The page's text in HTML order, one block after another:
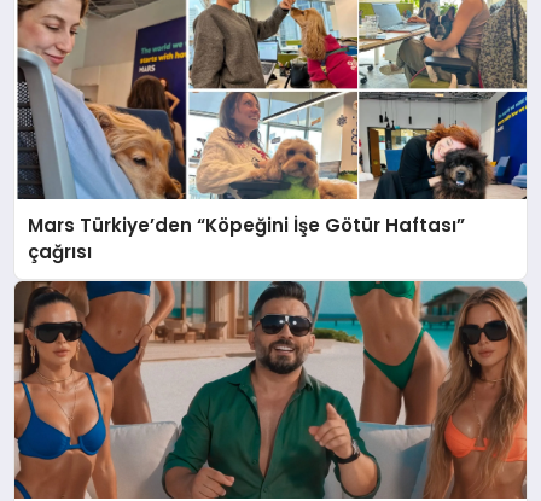
Mars Türkiye’den “Köpeğini İşe Götür Haftası”
çağrısı